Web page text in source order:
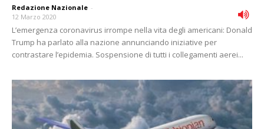
Redazione Nazionale -
12 Marzo 2020
L’emergenza coronavirus irrompe nella vita degli americani: Donald
Trump ha parlato alla nazione annunciando iniziative per
contrastare l’epidemia. Sospensione di tutti i collegamenti aerei...